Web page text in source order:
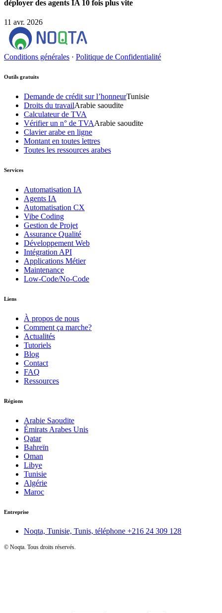
déployer des agents IA 10 fois plus vite
11 avr. 2026
Conditions générales · Politique de Confidentialité
Outils gratuits
Demande de crédit sur l’honneurTunisie
Droits du travailArabie saoudite
Calculateur de TVA
Vérifier un n° de TVAArabie saoudite
Clavier arabe en ligne
Montant en toutes lettres
Toutes les ressources arabes
Services
Automatisation IA
Agents IA
Automatisation CX
Vibe Coding
Gestion de Projet
Assurance Qualité
Développement Web
Intégration API
Applications Métier
Maintenance
Low-Code/No-Code
Liens
À propos de nous
Comment ça marche?
Actualités
Tutoriels
Blog
Contact
FAQ
Ressources
Régions
Arabie Saoudite
Émirats Arabes Unis
Qatar
Bahreïn
Oman
Libye
Tunisie
Algérie
Maroc
Entreprise
Noqta, Tunisie, Tunis, téléphone +216 24 309 128
© Noqta. Tous droits réservés.